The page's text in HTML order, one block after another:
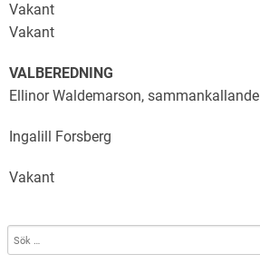
Vakant
Vakant
VALBEREDNING
Ellinor Waldemarson, sammankallande
Ingalill Forsberg
Vakant